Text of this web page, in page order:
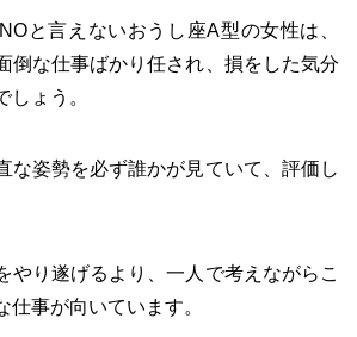
と言えないおうし座A型の女性は、
倒な仕事ばかり任され、損をした気分
しょう。
な姿勢を必ず誰かが見ていて、評価し
やり遂げるより、一人で考えながらこ
仕事が向いています。